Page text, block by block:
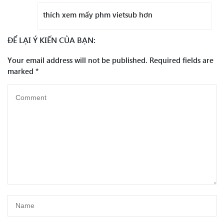
thích xem mấy phm vietsub hơn
ĐỂ LẠI Ý KIẾN CỦA BẠN:
Your email address will not be published. Required fields are
marked *